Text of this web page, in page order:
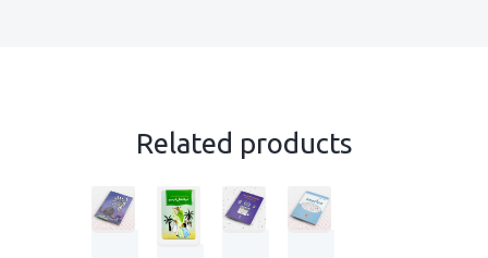
Related products